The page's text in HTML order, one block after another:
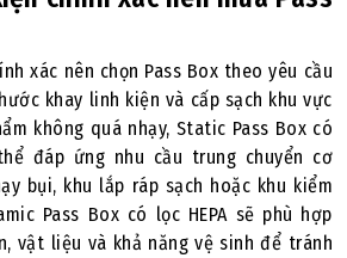
xác nên chọn Pass Box theo yêu cầu
khay linh kiện và cấp sạch khu vực
không quá nhạy, Static Pass Box có
đáp ứng nhu cầu trung chuyển cơ
bụi, khu lắp ráp sạch hoặc khu kiểm
Pass Box có lọc HEPA sẽ phù hợp
vật liệu và khả năng vệ sinh để tránh